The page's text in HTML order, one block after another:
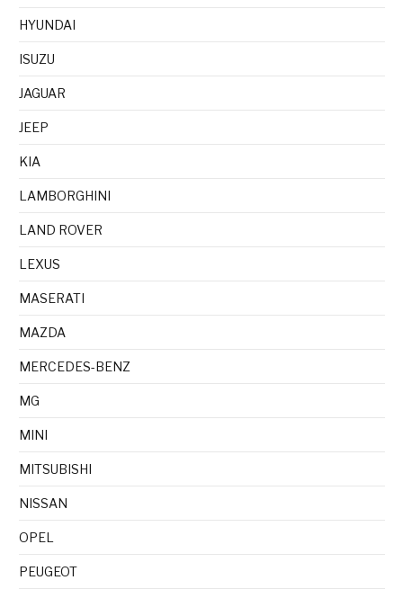
HYUNDAI
ISUZU
JAGUAR
JEEP
KIA
LAMBORGHINI
LAND ROVER
LEXUS
MASERATI
MAZDA
MERCEDES-BENZ
MG
MINI
MITSUBISHI
NISSAN
OPEL
PEUGEOT